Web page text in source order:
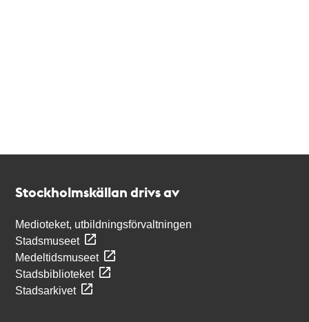
Stockholmskällan drivs av
Medioteket, utbildningsförvaltningen
Stadsmuseet
Medeltidsmuseet
Stadsbiblioteket
Stadsarkivet